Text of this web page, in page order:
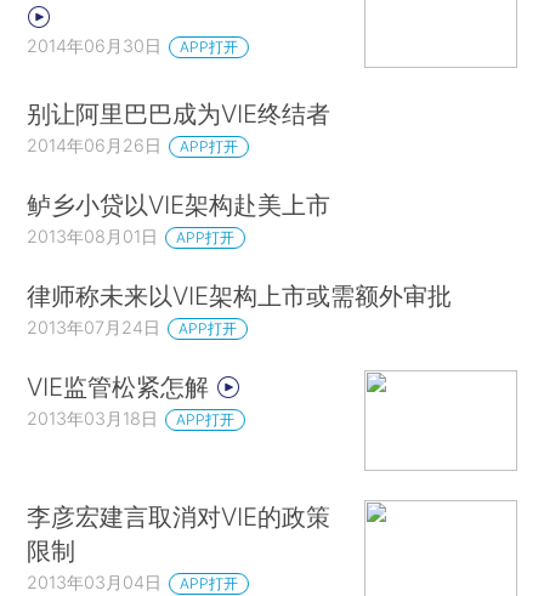
2014年06月30日 APP打开
别让阿里巴巴成为VIE终结者
2014年06月26日 APP打开
鲈乡小贷以VIE架构赴美上市
2013年08月01日 APP打开
律师称未来以VIE架构上市或需额外审批
2013年07月24日 APP打开
VIE监管松紧怎解
2013年03月18日 APP打开
李彦宏建言取消对VIE的政策
限制
2013年03月04日 APP打开